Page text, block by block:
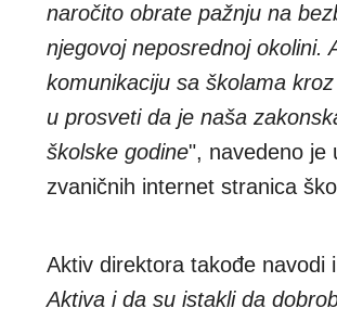
naročito obrate pažnju na
njegovoj neposrednoj okolini.
komunikaciju sa školama
u prosveti da je naša
školske godine", navedeno je
zvaničnih internet stranica
Aktiv direktora takođe navodi
Aktiva i da su istakli da